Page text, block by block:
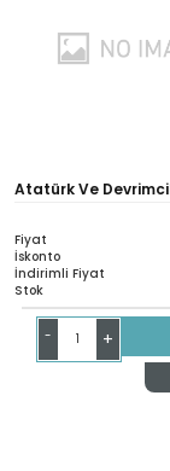
Atatürk Ve
Fiyat
İskonto
İndirimli Fiyat
Stok
- +